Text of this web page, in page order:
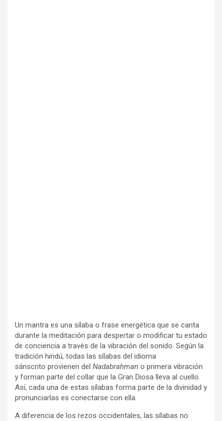
Un mantra es una sílaba o frase energética que se canta
durante la meditación para despertar o modificar tu estado
de conciencia a través de la vibración del sonido. Según la
tradición hindú, todas las sílabas del idioma
sánscrito provienen del Nadabrahman o primera vibración
y forman parte del collar que la Gran Diosa lleva al cuello.
Así, cada una de estas sílabas forma parte de la divinidad y
pronunciarlas es conectarse con ella.
A diferencia de los rezos occidentales, las sílabas no